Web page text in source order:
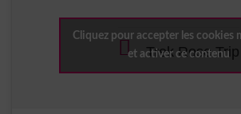
Trek Rose Trip
Cliquez pour accepter les cookies
et activer ce contenu